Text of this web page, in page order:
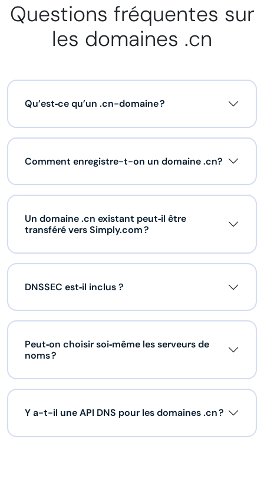
Questions fréquentes sur
les domaines .cn
Qu’est‑ce qu’un .cn-domaine ?
Comment enregistre-t-on un domaine .cn?
Un domaine .cn existant peut‑il être
transféré vers Simply.com ?
DNSSEC est‑il inclus ?
Peut‑on choisir soi‑même les serveurs de
noms ?
Y a-t-il une API DNS pour les domaines .cn ?